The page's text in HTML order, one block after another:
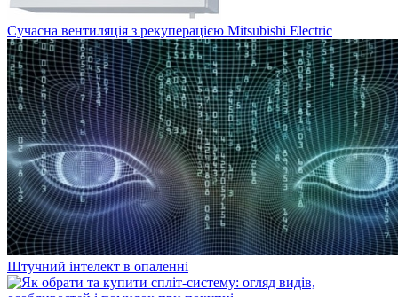
Сучасна вентиляція з рекуперацією Mitsubishi Electric
Штучний інтелект в опаленні